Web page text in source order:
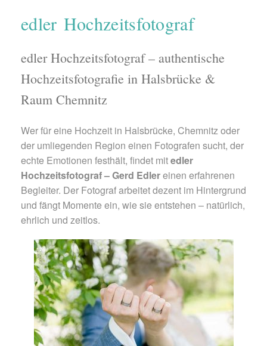
edler Hochzeitsfotograf
edler Hochzeitsfotograf – authentische
Hochzeitsfotografie in Halsbrücke &
Raum Chemnitz
Wer für eine Hochzeit in Halsbrücke, Chemnitz oder
der umliegenden Region einen Fotografen sucht, der
echte Emotionen festhält, findet mitedler
Hochzeitsfotograf – Gerd Edlereinen erfahrenen
Begleiter. Der Fotograf arbeitet dezent im Hintergrund
und fängt Momente ein, wie sie entstehen – natürlich,
ehrlich und zeitlos.